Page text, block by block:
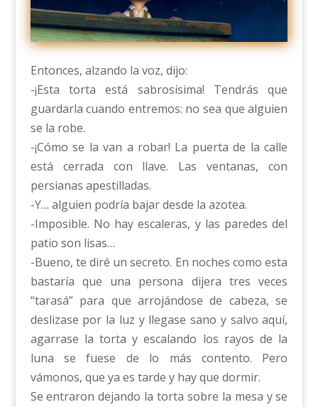
Entonces, alzando la voz, dijo:
-¡Esta torta está sabrosísima! Tendrás que
guardarla cuando entremos: no sea que alguien
se la robe.
-¡Cómo se la van a robar! La puerta de la calle
está cerrada con llave. Las ventanas, con
persianas apestilladas.
-Y… alguien podría bajar desde la azotea.
-Imposible. No hay escaleras, y las paredes del
patio son lisas…
-Bueno, te diré un secreto. En noches como esta
bastaría que una persona dijera tres veces
“tarasá” para que arrojándose de cabeza, se
deslizase por la luz y llegase sano y salvo aquí,
agarrase la torta y escalando los rayos de la
luna se fuese de lo más contento. Pero
vámonos, que ya es tarde y hay que dormir.
Se entraron dejando la torta sobre la mesa y se